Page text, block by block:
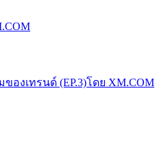
งเทรนด์ (EP.3)โดย XM.COM